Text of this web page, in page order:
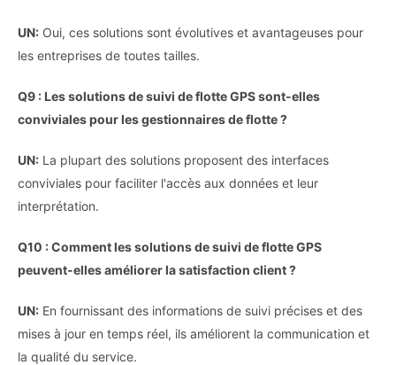
UN: Oui, ces solutions sont évolutives et avantageuses pour
les entreprises de toutes tailles.
Q9 : Les solutions de suivi de flotte GPS sont-elles
conviviales pour les gestionnaires de flotte ?
UN: La plupart des solutions proposent des interfaces
conviviales pour faciliter l'accès aux données et leur
interprétation.
Q10 : Comment les solutions de suivi de flotte GPS
peuvent-elles améliorer la satisfaction client ?
UN: En fournissant des informations de suivi précises et des
mises à jour en temps réel, ils améliorent la communication et
la qualité du service.